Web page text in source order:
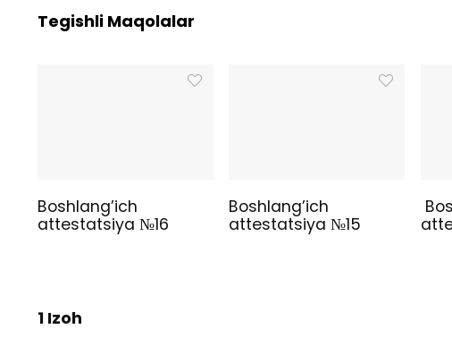
Tegishli Maqolalar
Boshlang’ich
attestatsiya №16
Boshlang’ich
attestatsiya №15
1 Izoh